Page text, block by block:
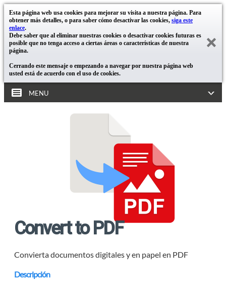
Esta página web usa cookies para mejorar su visita a nuestra página. Para
obtener más detalles, o para saber cómo desactivar las cookies, siga este
enlace.
Debe saber que al eliminar nuestras cookies o desactivar cookies futuras es
posible que no tenga acceso a ciertas áreas o características de nuestra
página.
Cerrando este mensaje o empezando a navegar por nuestra página web
usted está de acuerdo con el uso de cookies.
MENU
Convert to PDF
Convierta documentos digitales y en papel en PDF
Descripción